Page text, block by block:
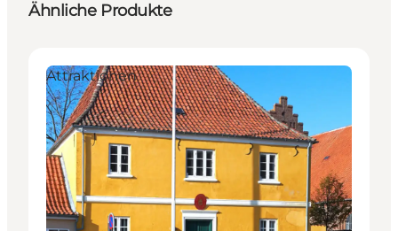
Ähnliche Produkte
Attraktionen